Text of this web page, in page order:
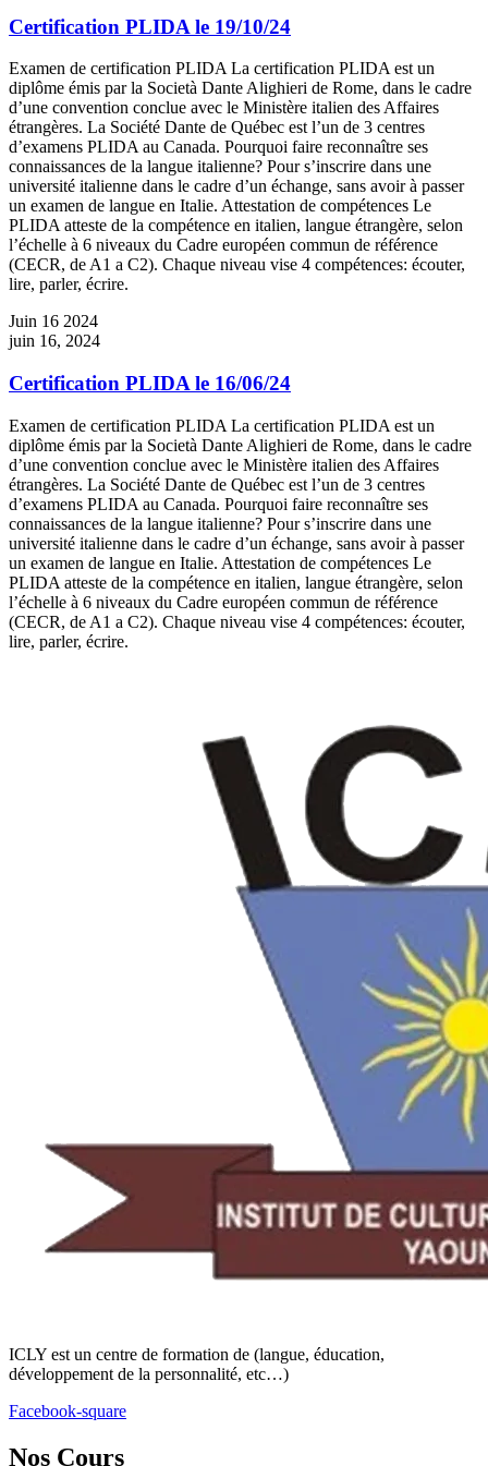
Certification PLIDA le 19/10/24
Examen de certification PLIDA La certification PLIDA est un
diplôme émis par la Società Dante Alighieri de Rome, dans le cadre
d’une convention conclue avec le Ministère italien des Affaires
étrangères. La Société Dante de Québec est l’un de 3 centres
d’examens PLIDA au Canada. Pourquoi faire reconnaître ses
connaissances de la langue italienne? Pour s’inscrire dans une
université italienne dans le cadre d’un échange, sans avoir à passer
un examen de langue en Italie. Attestation de compétences Le
PLIDA atteste de la compétence en italien, langue étrangère, selon
l’échelle à 6 niveaux du Cadre européen commun de référence
(CECR, de A1 a C2). Chaque niveau vise 4 compétences: écouter,
lire, parler, écrire.
Juin 16 2024
juin 16, 2024
Certification PLIDA le 16/06/24
Examen de certification PLIDA La certification PLIDA est un
diplôme émis par la Società Dante Alighieri de Rome, dans le cadre
d’une convention conclue avec le Ministère italien des Affaires
étrangères. La Société Dante de Québec est l’un de 3 centres
d’examens PLIDA au Canada. Pourquoi faire reconnaître ses
connaissances de la langue italienne? Pour s’inscrire dans une
université italienne dans le cadre d’un échange, sans avoir à passer
un examen de langue en Italie. Attestation de compétences Le
PLIDA atteste de la compétence en italien, langue étrangère, selon
l’échelle à 6 niveaux du Cadre européen commun de référence
(CECR, de A1 a C2). Chaque niveau vise 4 compétences: écouter,
lire, parler, écrire.
ICLY est un centre de formation de (langue, éducation,
développement de la personnalité, etc…)
Facebook-square
Nos Cours